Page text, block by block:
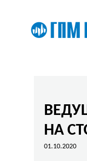
НА
01.10.2020